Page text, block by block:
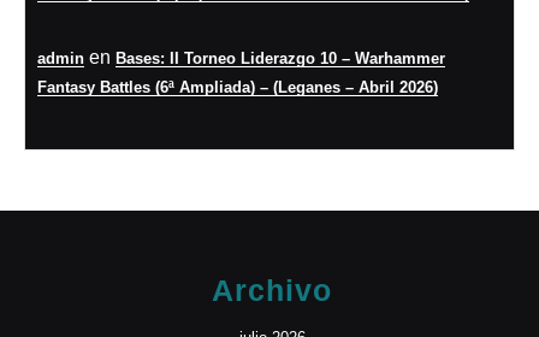
admin en Bases: II Torneo Liderazgo 10 – Warhammer
Fantasy Battles (6ª Ampliada) – (Leganes – Abril 2026)
Archivo